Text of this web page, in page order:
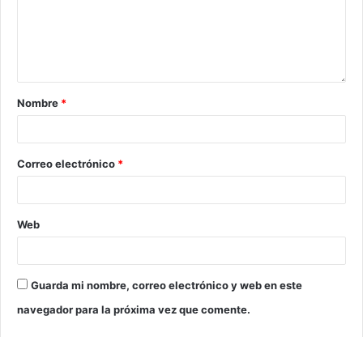
Nombre *
Correo electrónico *
Web
Guarda mi nombre, correo electrónico y web en este
navegador para la próxima vez que comente.